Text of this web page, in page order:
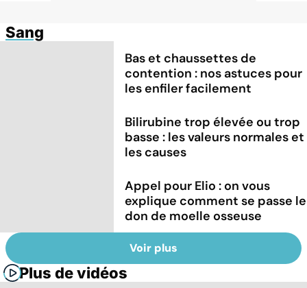
Sang
Bas et chaussettes de
contention : nos astuces pour
les enfiler facilement
Bilirubine trop élevée ou trop
basse : les valeurs normales et
les causes
Appel pour Elio : on vous
explique comment se passe le
don de moelle osseuse
Voir plus
Plus de vidéos